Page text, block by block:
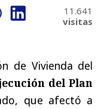
11.641
visitas
de Vivienda del
del Plan
que afectó a